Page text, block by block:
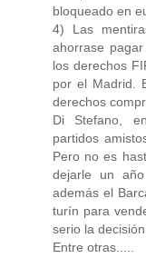
bloqueado en
4) Las
ahorrase
los derechos
por el Madrid.
derechos
Di Stefano,
partidos
Pero no es
dejarle un
además el
turín para
serio la
Entre otras.....